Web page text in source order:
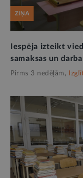
ZIŅA
Iespēja izteikt
samaksas un
Pirms 3 nedēļām,